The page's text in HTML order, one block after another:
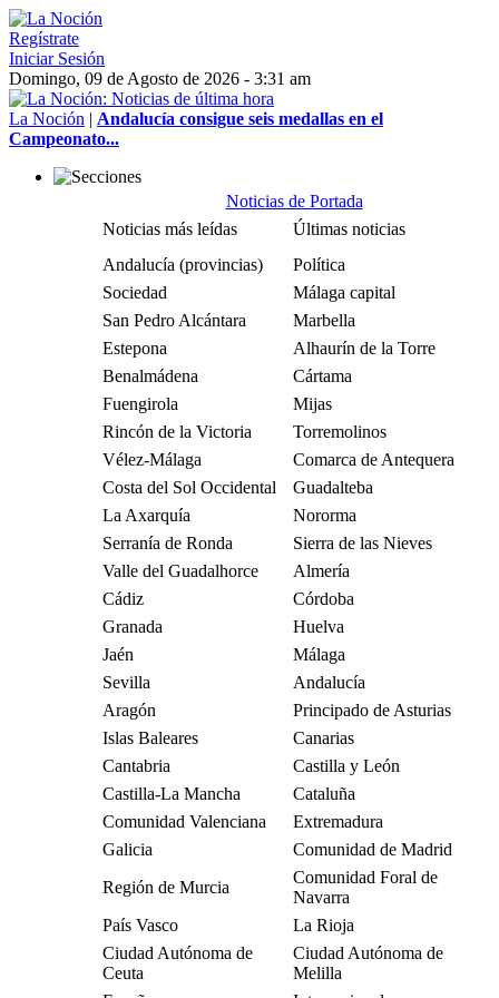
Regístrate
Iniciar Sesión
Domingo, 09 de Agosto de 2026 - 3:31 am
La Noción | Andalucía consigue seis medallas en el
Campeonato...
Noticias de Portada
Noticias más leídas
Últimas noticias
Andalucía (provincias)
Política
Sociedad
Málaga capital
San Pedro Alcántara
Marbella
Estepona
Alhaurín de la Torre
Benalmádena
Cártama
Fuengirola
Mijas
Rincón de la Victoria
Torremolinos
Vélez-Málaga
Comarca de Antequera
Costa del Sol Occidental
Guadalteba
La Axarquía
Nororma
Serranía de Ronda
Sierra de las Nieves
Valle del Guadalhorce
Almería
Cádiz
Córdoba
Granada
Huelva
Jaén
Málaga
Sevilla
Andalucía
Aragón
Principado de Asturias
Islas Baleares
Canarias
Cantabria
Castilla y León
Castilla-La Mancha
Cataluña
Comunidad Valenciana
Extremadura
Galicia
Comunidad de Madrid
Región de Murcia
Comunidad Foral de
Navarra
País Vasco
La Rioja
Ciudad Autónoma de
Ceuta
Ciudad Autónoma de
Melilla